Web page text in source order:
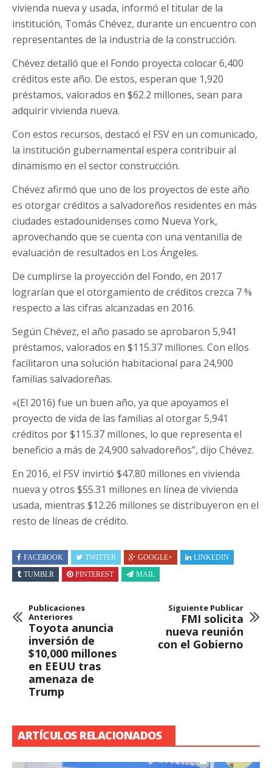
vivienda nueva y usada, informó el titular de la
institución, Tomás Chévez, durante un encuentro con
representantes de la industria de la construcción.
Chévez detalló que el Fondo proyecta colocar 6,400
créditos este año. De estos, esperan que 1,920
préstamos, valorados en $62.2 millones, sean para
adquirir vivienda nueva.
Con estos recursos, destacó el FSV en un comunicado,
la institución gubernamental espera contribuir al
dinamismo en el sector construcción.
Chévez afirmó que uno de los proyectos de este año
es otorgar créditos a salvadoreños residentes en más
ciudades estadounidenses como Nueva York,
aprovechando que se cuenta con una ventanilla de
evaluación de resultados en Los Ángeles.
De cumplirse la proyección del Fondo, en 2017
lograrían que el otorgamiento de créditos crezca 7 %
respecto a las cifras alcanzadas en 2016.
Según Chévez, el año pasado se aprobaron 5,941
préstamos, valorados en $115.37 millones. Con ellos
facilitaron una solución habitacional para 24,900
familias salvadoreñas.
«(El 2016) fue un buen año, ya que apoyamos el
proyecto de vida de las familias al otorgar 5,941
créditos por $115.37 millones, lo que representa el
beneficio a más de 24,900 salvadoreños”, dijo Chévez.
En 2016, el FSV invirtió $47.80 millones en vivienda
nueva y otros $55.31 millones en línea de vivienda
usada, mientras $12.26 millones se distribuyeron en el
resto de líneas de crédito.
FACEBOOK TWITTER GOOGLE+
LINKEDIN
TUMBLR
PINTEREST MAIL
Publicaciones
Anteriores
Toyota anuncia
inversión de
$10,000 millones
en EEUU tras
amenaza de
Trump
Siguiente Publicar
FMI solicita
nueva reunión
con el Gobierno
ARTÍCULOS RELACIONADOS